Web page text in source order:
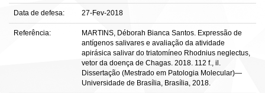
Data de defesa: 27-Fev-2018
Referência:
MARTINS, Déborah Bianca Santos. Expressão de
antígenos salivares e avaliação da atividade
apirásica salivar do triatomíneo Rhodnius neglectus,
vetor da doença de Chagas. 2018. 112 f., il.
Dissertação (Mestrado em Patologia Molecular)—
Universidade de Brasília, Brasília, 2018.